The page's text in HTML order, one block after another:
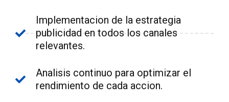
Implementacion de la estrategia
publicidad en todos los canales
relevantes.
Analisis continuo para optimizar el
rendimiento de cada accion.